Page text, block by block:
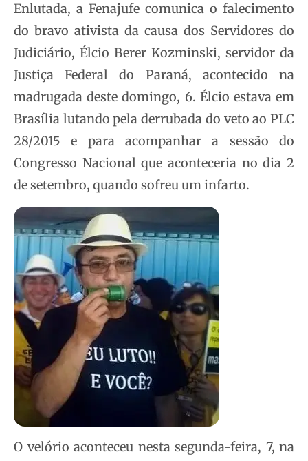
Enlutada, a Fenajufe comunica o falecimento
do bravo ativista da causa dos Servidores do
Judiciário, Élcio Berer Kozminski, servidor da
Justiça Federal do Paraná, acontecido na
madrugada deste domingo, 6. Élcio estava em
Brasília lutando pela derrubada do veto ao PLC
28/2015 e para acompanhar a sessão do
Congresso Nacional que aconteceria no dia 2
de setembro, quando sofreu um infarto.
O velório aconteceu nesta segunda-feira, 7, na